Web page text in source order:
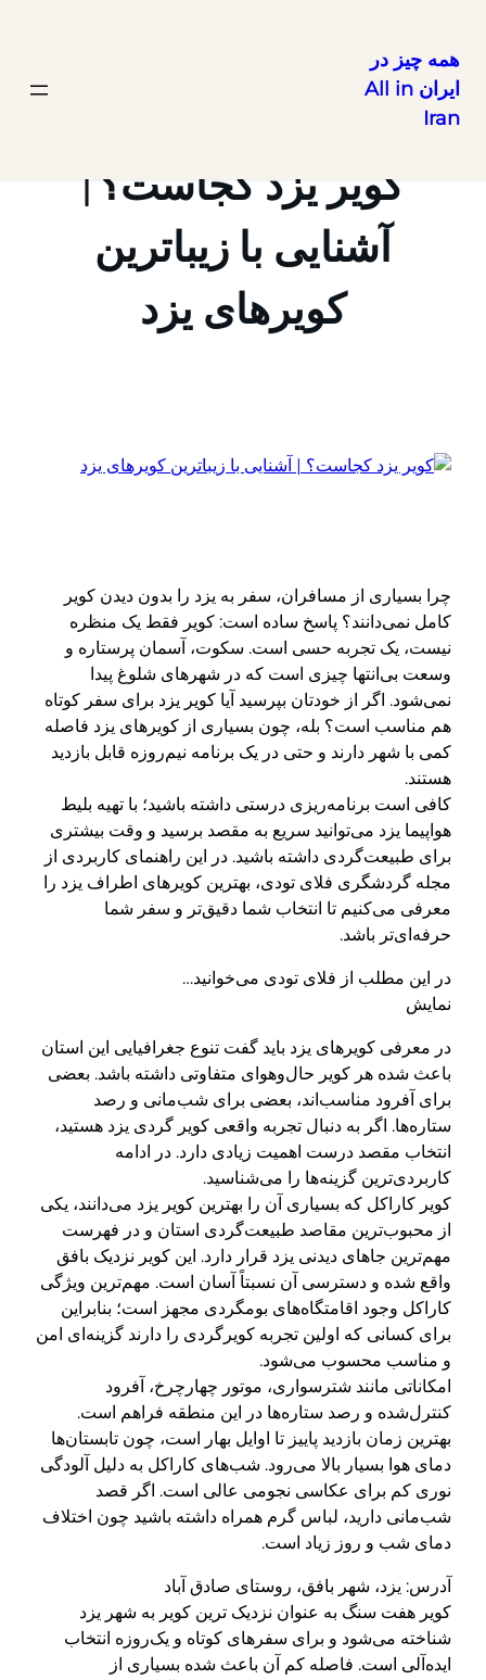
رفتن
همه چیز در
ایران All in
Iran
کویر یزد کجاست؟ |
آشنایی با زیباترین
کویرهای یزد
چرا بسیاری از مسافران، سفر به یزد را بدون دیدن کویر
کامل نمی‌دانند؟ پاسخ ساده است: کویر فقط یک منظره
نیست، یک تجربه حسی است. سکوت، آسمان پرستاره و
وسعت بی‌انتها چیزی است که در شهرهای شلوغ پیدا
نمی‌شود. اگر از خودتان بپرسید آیا کویر یزد برای سفر کوتاه
هم مناسب است؟ بله، چون بسیاری از کویرهای یزد فاصله
کمی با شهر دارند و حتی در یک برنامه نیم‌روزه قابل بازدید
هستند.
کافی است برنامه‌ریزی درستی داشته باشید؛ با تهیه بلیط
هواپیما یزد می‌توانید سریع به مقصد برسید و وقت بیشتری
برای طبیعت‌گردی داشته باشید. در این راهنمای کاربردی از
مجله گردشگری فلای تودی، بهترین کویرهای اطراف یزد را
معرفی می‌کنیم تا انتخاب شما دقیق‌تر و سفر شما
حرفه‌ای‌تر باشد.
در این مطلب از فلای تودی می‌خوانید…
نمایش
در معرفی کویرهای یزد باید گفت تنوع جغرافیایی این استان
باعث شده هر کویر حال‌وهوای متفاوتی داشته باشد. بعضی
برای آفرود مناسب‌اند، بعضی برای شب‌مانی و رصد
ستاره‌ها. اگر به دنبال تجربه واقعی کویر گردی یزد هستید،
انتخاب مقصد درست اهمیت زیادی دارد. در ادامه
کاربردی‌ترین گزینه‌ها را می‌شناسید.
کویر کاراکل که بسیاری آن را بهترین کویر یزد می‌دانند، یکی
از محبوب‌ترین مقاصد طبیعت‌گردی استان و در فهرست
مهم‌ترین جاهای دیدنی یزد قرار دارد. این کویر نزدیک بافق
واقع شده و دسترسی آن نسبتاً آسان است. مهم‌ترین ویژگی
کاراکل وجود اقامتگاه‌های بومگردی مجهز است؛ بنابراین
برای کسانی که اولین تجربه کویرگردی را دارند گزینه‌ای امن
و مناسب محسوب می‌شود.
امکاناتی مانند شترسواری، موتور چهارچرخ، آفرود
کنترل‌شده و رصد ستاره‌ها در این منطقه فراهم است.
بهترین زمان بازدید پاییز تا اوایل بهار است، چون تابستان‌ها
دمای هوا بسیار بالا می‌رود. شب‌های کاراکل به دلیل آلودگی
نوری کم برای عکاسی نجومی عالی است. اگر قصد
شب‌مانی دارید، لباس گرم همراه داشته باشید چون اختلاف
دمای شب و روز زیاد است.
آدرس: یزد، شهر بافق، روستای صادق آباد
کویر هفت سنگ به عنوان نزدیک ترین کویر به شهر یزد
شناخته می‌شود و برای سفرهای کوتاه و یک‌روزه انتخاب
ایده‌آلی است. فاصله کم آن باعث شده بسیاری از